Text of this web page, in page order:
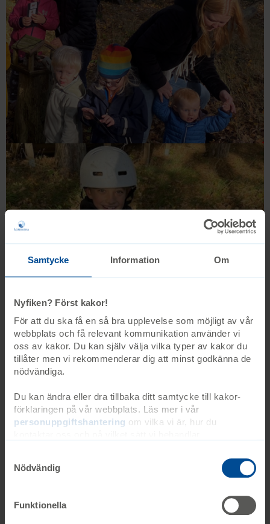
Samtycke Information Om
Nyfiken? Först kakor!
För att du ska få en så bra upplevelse som möjligt av vår
webbplats och få relevant kommunikation använder vi
oss av kakor. Du kan själv välja vilka typer av kakor du
tillåter men vi rekommenderar dig att minst godkänna de
nödvändiga.
Du kan ändra eller dra tillbaka ditt samtycke till kakor-
förklaringen på vår webbplats. Läs mer i vår
personuppgiftshantering om vilka vi är, hur du
när du kontaktade oss gällande ditt samtycke. Du kan
även själv ändra ditt samtycke direkt genom att klicka på
Nödvändig
Funktionella
Informationstexter
Att leva med
Intresseorganisationer